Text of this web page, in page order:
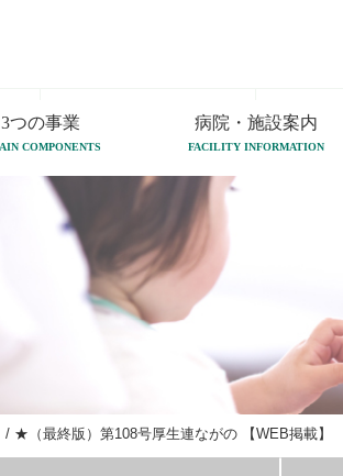
3つの事業
COMPONENTS
病院・施設案内
FACILITY INFORMATION
/ ★（最終版）第108号厚生連ながの 【WEB掲載】